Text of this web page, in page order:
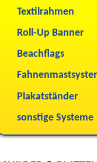
Textilrahmen
Roll-Up Banner
Beachflags
Plakatständer
sonstige Systeme